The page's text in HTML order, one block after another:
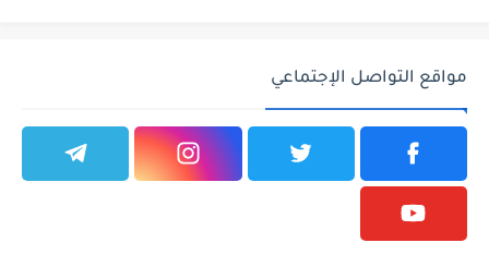
مواقع التواصل الإجتماعي